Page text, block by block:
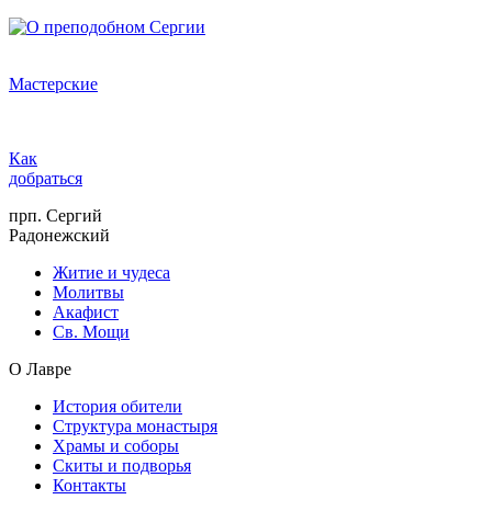
Мастерские
Как
добраться
прп. Сергий
Радонежский
Житие и чудеса
Молитвы
Акафист
Св. Мощи
О Лавре
История обители
Структура монастыря
Храмы и соборы
Скиты и подворья
Контакты